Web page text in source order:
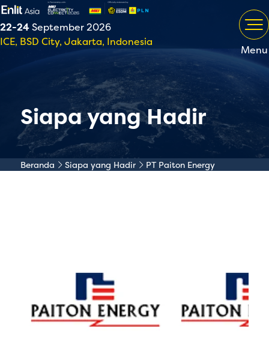
22-24September 2026
ICE, BSD City, Jakarta, Indonesia
Menu
Siapa yang Hadir
Beranda Siapa yang Hadir PT Paiton Energy